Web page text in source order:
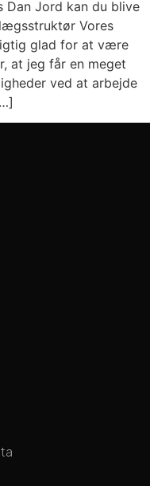
Dan Jord kan du blive
Vores
glad for at være
at jeg får en meget
ved at arbejde